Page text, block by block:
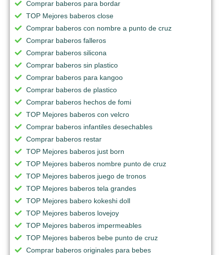
Comprar baberos para bordar
TOP Mejores baberos close
Comprar baberos con nombre a punto de cruz
Comprar baberos falleros
Comprar baberos silicona
Comprar baberos sin plastico
Comprar baberos para kangoo
Comprar baberos de plastico
Comprar baberos hechos de fomi
TOP Mejores baberos con velcro
Comprar baberos infantiles desechables
Comprar baberos restar
TOP Mejores baberos just born
TOP Mejores baberos nombre punto de cruz
TOP Mejores baberos juego de tronos
TOP Mejores baberos tela grandes
TOP Mejores babero kokeshi doll
TOP Mejores baberos lovejoy
TOP Mejores baberos impermeables
TOP Mejores baberos bebe punto de cruz
Comprar baberos originales para bebes